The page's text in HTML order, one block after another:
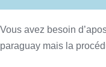
Vous avez besoin
paraguay mais la